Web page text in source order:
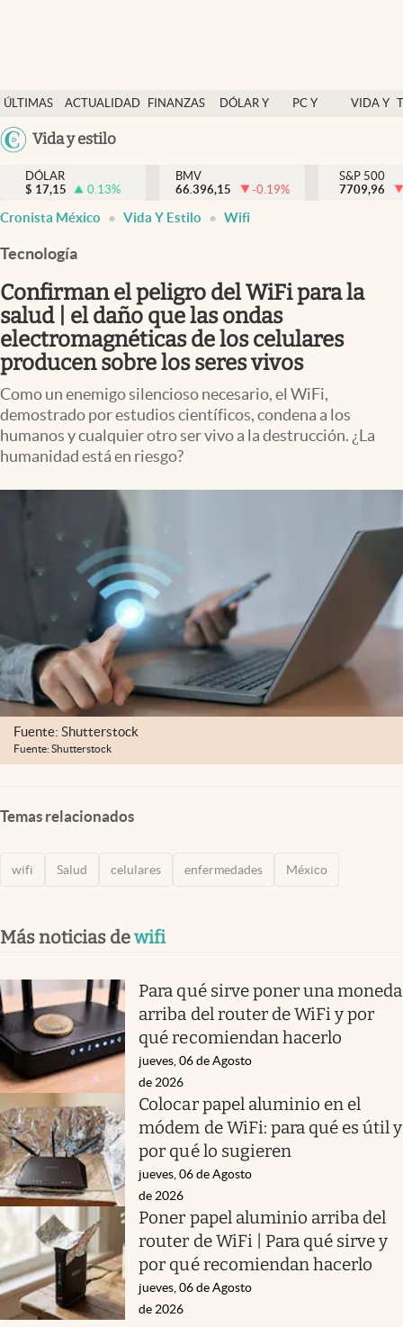
ÚLTIMAS
NOTICIAS
ACTUALIDAD
FINANZAS
DÓLAR Y
PC Y
VIDA Y
México
Vida y estilo
Actualidad
Finanzas y economía
Dólar y mercados
Pc y celular
Vida y estilo
Tv
Clima
Espiritualidad
DÓLAR
$ 17,15 0.13%
BMV
66.396,15
-0.19%
S&P 500
7709,96
Cronista México Vida Y Estilo Wifi
Tecnología
Confirman el peligro del WiFi para la
salud | el daño que las ondas
electromagnéticas de los celulares
producen sobre los seres vivos
Como un enemigo silencioso necesario, el WiFi,
demostrado por estudios científicos, condena a los
humanos y cualquier otro ser vivo a la destrucción. ¿La
humanidad está en riesgo?
Fuente: Shutterstock
Fuente: Shutterstock
Temas relacionados
wifi Salud celulares enfermedades México
Más noticias dewifi
Para qué sirve poner una moneda
arriba del router de WiFi y por
qué recomiendan hacerlo
jueves, 06 de Agosto
de 2026
Colocar papel aluminio en el
módem de WiFi: para qué es útil y
por qué lo sugieren
jueves, 06 de Agosto
de 2026
Poner papel aluminio arriba del
router de WiFi | Para qué sirve y
por qué recomiendan hacerlo
jueves, 06 de Agosto
de 2026